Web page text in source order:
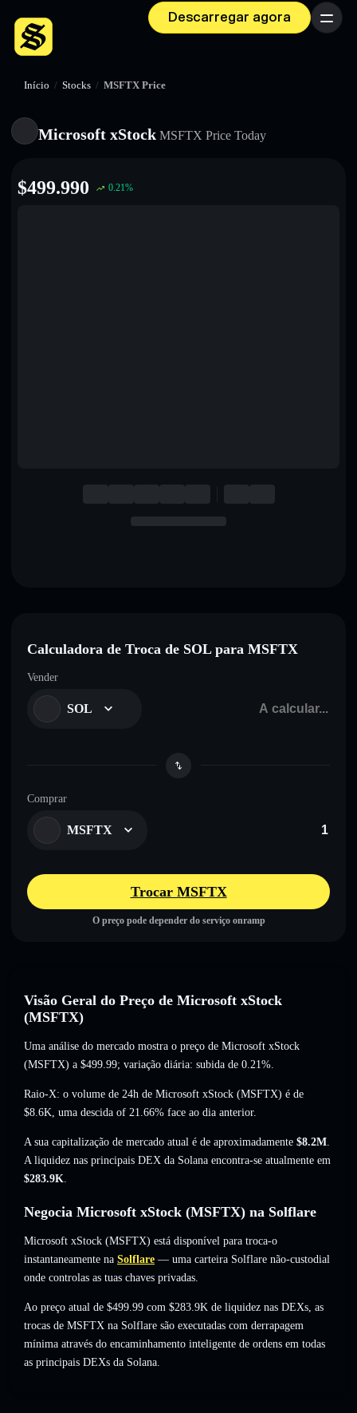
Descarregar agora Menu
Início / Stocks / MSFTX Price
Microsoft xStock MSFTX Price Today
$499.990 0.21%
Calculadora de Troca de SOL para MSFTX
Vender
SOL
Comprar
MSFTX
Trocar MSFTX
O preço pode depender do serviço onramp
Visão Geral do Preço de Microsoft xStock
(MSFTX)
Uma análise do mercado mostra o preço de Microsoft xStock
(MSFTX) a $499.99; variação diária: subida de 0.21%.
Raio-X: o volume de 24h de Microsoft xStock (MSFTX) é de
$8.6K, uma descida of 21.66% face ao dia anterior.
A sua capitalização de mercado atual é de aproximadamente $8.2M.
A liquidez nas principais DEX da Solana encontra-se atualmente em
$283.9K.
Negocia Microsoft xStock (MSFTX) na Solflare
Microsoft xStock (MSFTX) está disponível para troca-o
instantaneamente na Solflare — uma carteira Solflare não-custodial
onde controlas as tuas chaves privadas.
Ao preço atual de $499.99 com $283.9K de liquidez nas DEXs, as
trocas de MSFTX na Solflare são executadas com derrapagem
mínima através do encaminhamento inteligente de ordens em todas
as principais DEXs da Solana.